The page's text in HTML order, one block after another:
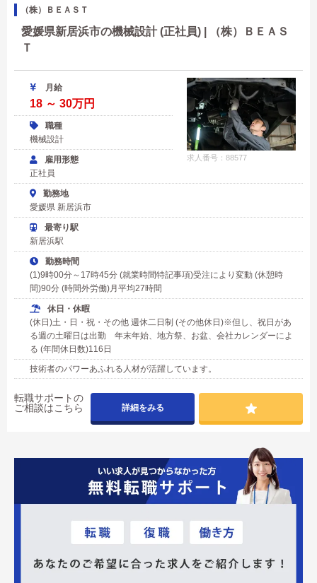
（株）ＢＥＡＳＴ
愛媛県新居浜市の機械設計 (正社員) | （株）ＢＥＡＳ
Ｔ
求人番号：88577
月給
18 ～ 30万円
職種
機械設計
雇用形態
正社員
勤務地
愛媛県 新居浜市
最寄り駅
新居浜駅
勤務時間
(1)9時00分～17時45分 (就業時間特記事項)受注により変動 (休憩時
間)90分 (時間外労働)月平均27時間
休日・休暇
(休日)土・日・祝・その他 週休二日制 (その他休日)※但し、祝日があ
る週の土曜日は出勤 年末年始、地方祭、お盆、会社カレンダーによ
る (年間休日数)116日
技術者のパワーあふれる人材が活躍しています。
転職サポートの
ご相談はこちら
詳細をみる